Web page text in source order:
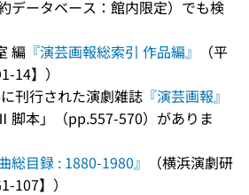
約データベース：館内限定）でも検
編 『演芸画報総索引 作品編』
（平
】）
刊行された演劇雑誌 『演芸画報』
脚本」（pp.557-570）がありま
総目録 : 1880-1980』
（横浜演劇研
】）